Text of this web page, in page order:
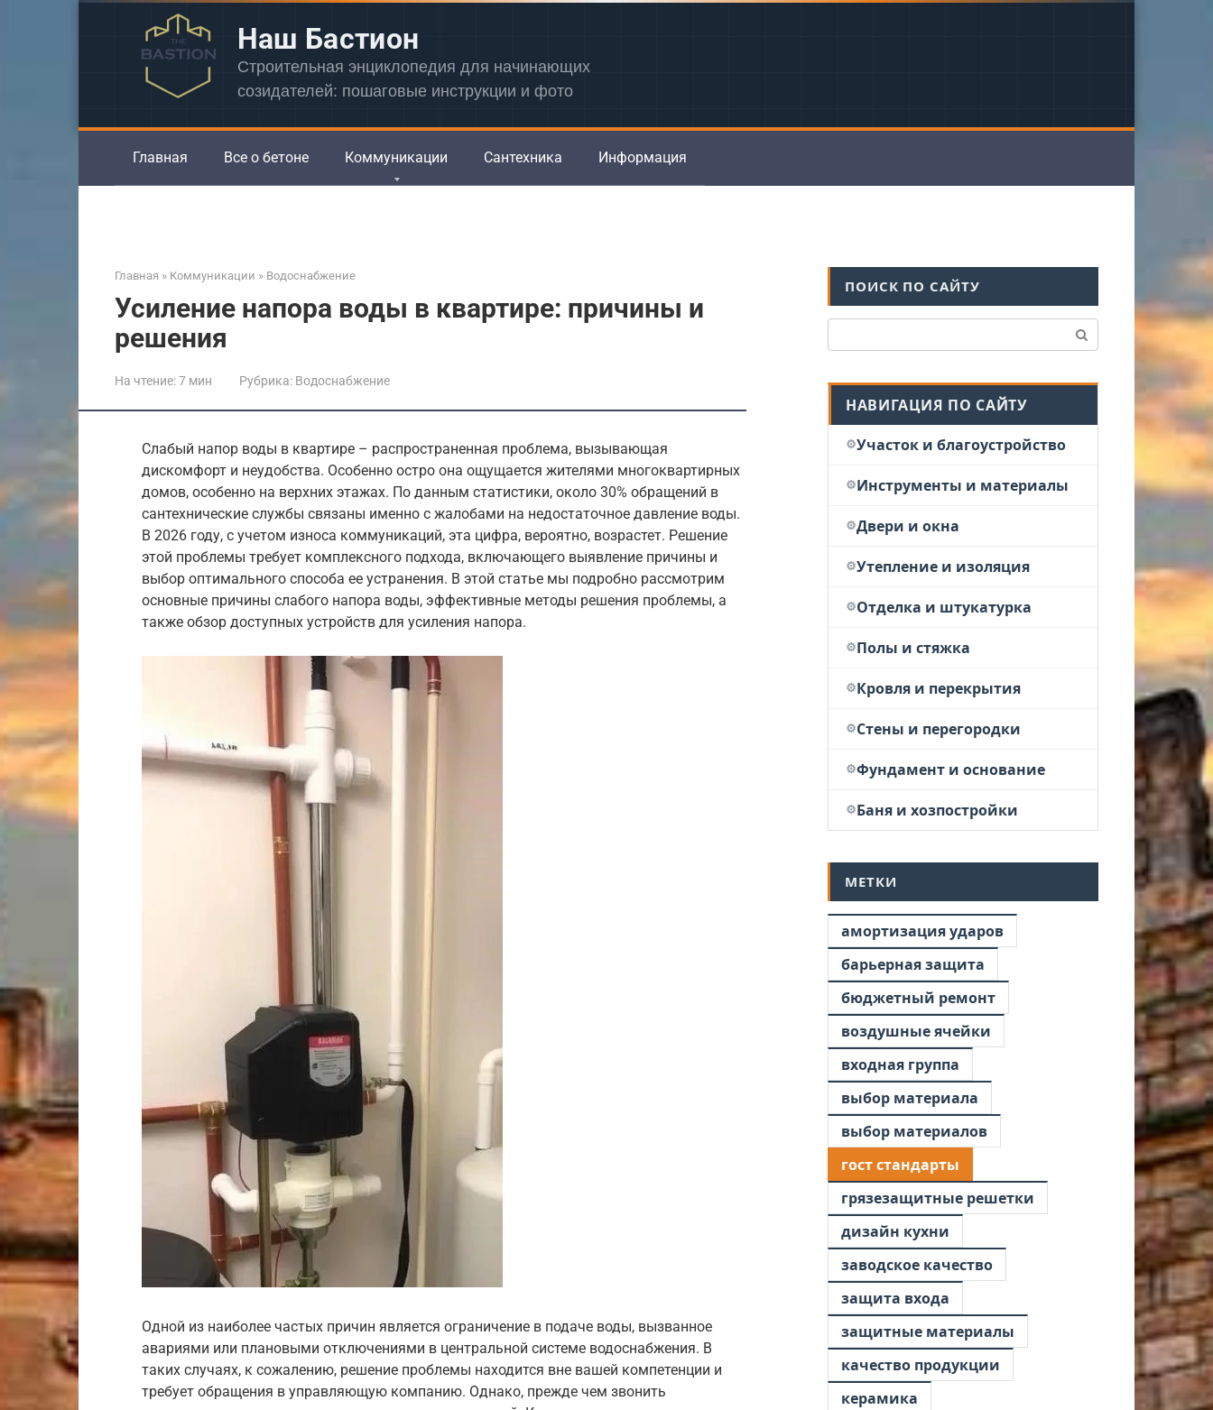
Наш Бастион
Строительная энциклопедия для начинающих
созидателей: пошаговые инструкции и фото
Главная Все о бетоне Коммуникации Сантехника Информация
Главная » Коммуникации » Водоснабжение
Усиление напора воды в квартире: причины и
решения
На чтение:7 мин Рубрика: Водоснабжение
Слабый напор воды в квартире – распространенная проблема, вызывающая
дискомфорт и неудобства. Особенно остро она ощущается жителями многоквартирных
домов, особенно на верхних этажах. По данным статистики, около 30% обращений в
сантехнические службы связаны именно с жалобами на недостаточное давление воды.
В 2026 году, с учетом износа коммуникаций, эта цифра, вероятно, возрастет. Решение
этой проблемы требует комплексного подхода, включающего выявление причины и
выбор оптимального способа ее устранения. В этой статье мы подробно рассмотрим
основные причины слабого напора воды, эффективные методы решения проблемы, а
также обзор доступных устройств для усиления напора.
Одной из наиболее частых причин является ограничение в подаче воды, вызванное
авариями или плановыми отключениями в центральной системе водоснабжения. В
таких случаях, к сожалению, решение проблемы находится вне вашей компетенции и
требует обращения в управляющую компанию. Однако, прежде чем звонить
ПОИСК ПО САЙТУ
НАВИГАЦИЯ ПО САЙТУ
Участок и благоустройство
Инструменты и материалы
Двери и окна
Утепление и изоляция
Отделка и штукатурка
Полы и стяжка
Кровля и перекрытия
Стены и перегородки
Фундамент и основание
Баня и хозпостройки
МЕТКИ
амортизация ударов
барьерная защита
бюджетный ремонт
воздушные ячейки
входная группа
выбор материала
выбор материалов
гост стандарты
грязезащитные решетки
дизайн кухни
заводское качество
защита входа
защитные материалы
качество продукции
керамика